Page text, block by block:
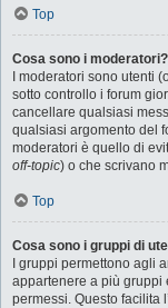
Top
Cosa sono i moderatori?
I moderatori sono utenti
sotto controllo i forum
cancellare qualsiasi
qualsiasi argomento del
moderatori è quello di
off-topic) o che scrivano
Top
Cosa sono i gruppi di
I gruppi permettono agli
appartenere a più gruppi
permessi. Questo facilita